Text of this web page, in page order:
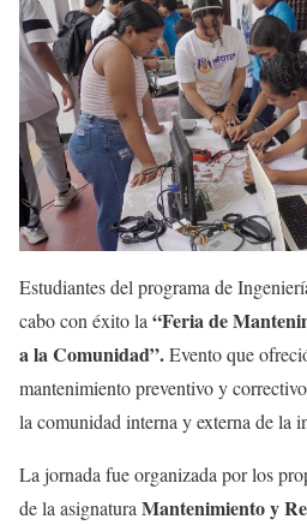
Estudiantes del programa de
cabo con éxito la “Feria de
a la Comunidad”.Evento que
mantenimiento preventivo y
la comunidad interna y externa de la
La jornada fue organizada por los
de la asignatura Mantenimiento y